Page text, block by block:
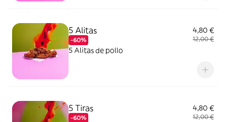
5 Alitas
-60%
4,80 €
12,00 €
5 Alitas de pollo
5 Tiras
-60%
4,80 €
12,00 €